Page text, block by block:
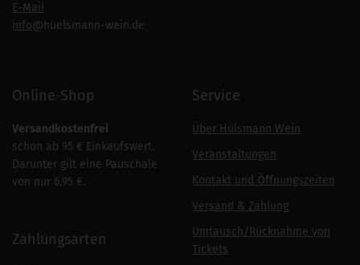
E-Mail
info@huelsmann-wein.de
Online-Shop
Versandkostenfrei
schon ab 95 € Einkaufswert.
Darunter gilt eine Pauschale
von nur 6,95 €.
Zahlungsarten
Service
Über Hülsmann Wein
Veranstaltungen
Kontakt und Öffnungszeiten
Versand & Zahlung
Umtausch/Rücknahme von
Tickets